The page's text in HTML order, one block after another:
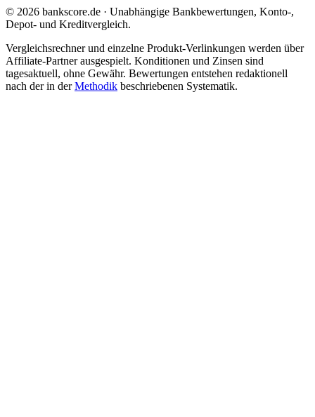
© 2026 bankscore.de · Unabhängige Bankbewertungen, Konto-,
Depot- und Kreditvergleich.
Vergleichsrechner und einzelne Produkt-Verlinkungen werden über
Affiliate-Partner ausgespielt. Konditionen und Zinsen sind
tagesaktuell, ohne Gewähr. Bewertungen entstehen redaktionell
nach der in derMethodik beschriebenen Systematik.